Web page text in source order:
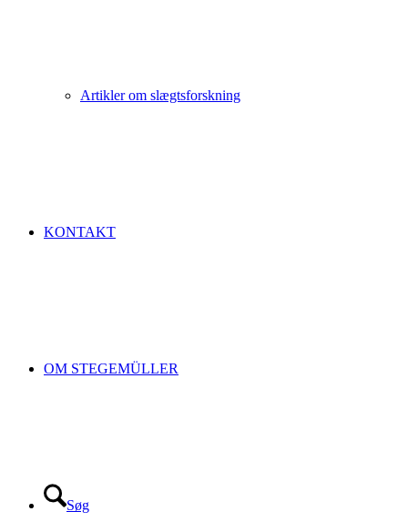
Artikler om slægtsforskning
KONTAKT
OM STEGEMÜLLER
Søg